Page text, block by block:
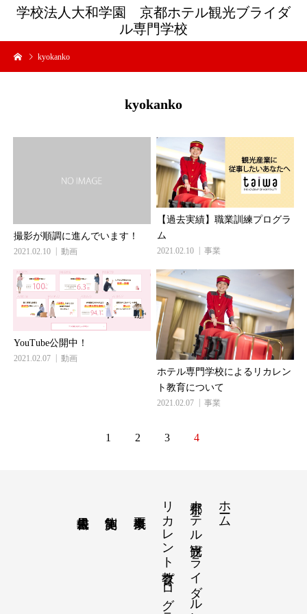
学校法人大和学園 京都ホテル観光ブライダ
ル専門学校
kyokanko
kyokanko
撮影が順調に進んでいます！
2021.02.10 動画
【過去実績】職業訓練プログラ
ム
2021.02.10 事業
YouTube公開中！
2021.02.07 動画
ホテル専門学校によるリカレン
ト教育について
2021.02.07 事業
1 2 3 4
ホーム
京都ホテル観光ブライダル専門学校について
リカレント教育プログラム